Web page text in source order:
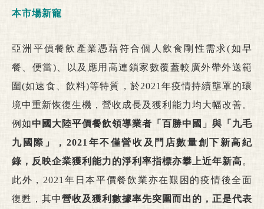
本市場新寵
亞洲平價餐飲產業憑藉符合個人飲食剛性需求(如早
餐、便當)、以及應用高連鎖家數覆蓋較廣外帶外送範
圍(如速食、飲料)等特質，於2021年疫情持續壟罩的環
境中重新恢復生機，營收成長及獲利能力均大幅改善。
例如中國大陸平價餐飲領導業者「百勝中國」與「九毛
九國際」， 2021 年不僅營收及門店數量創下新高紀
錄，反映企業獲利能力的淨利率指標亦攀上近年新高。
此外，2021年日本平價餐飲業亦在艱困的疫情後全面
復甦，其中營收及獲利數據率先突圍而出的，正是代表